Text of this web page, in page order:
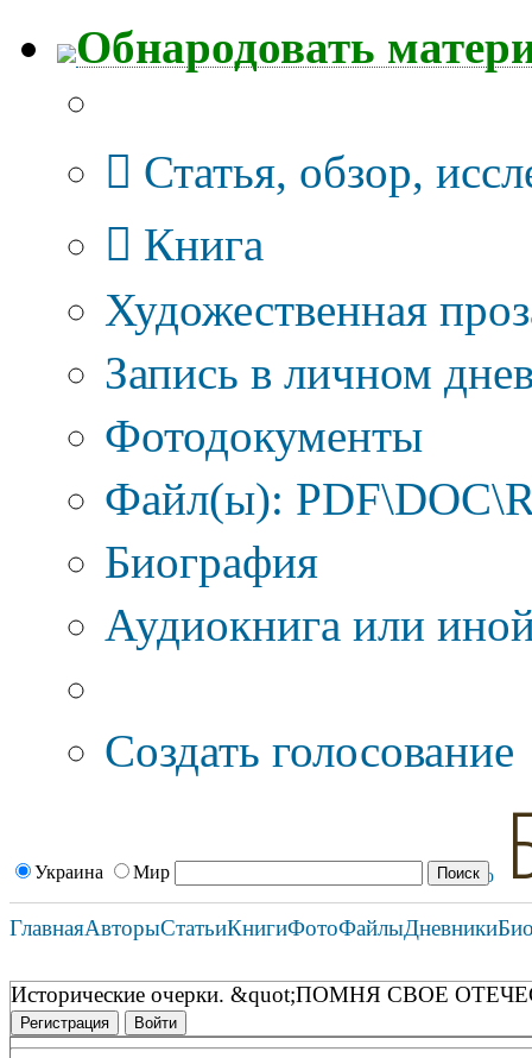
Обнародовать
Статья, обзор,
Книга
Художественная
Запись в личном
Фотодокументы
Файл(ы):
Биография
Аудиокнига или
Создать голосование
Украина Мир
ГлавнаяАвторыСтатьиКнигиФотоФайлыДневники
Исторические очерки. &quot;ПОМНЯ СВОЕ
Регистрация Войти